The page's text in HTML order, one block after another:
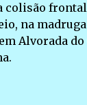
colisão
na
em Alvorada